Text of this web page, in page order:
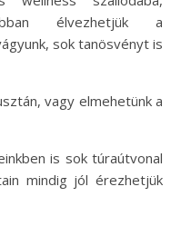
élvezhetjük a
sok tanösvényt is
vagy elmehetünk a
is sok túraútvonal
mindig jól érezhetjük